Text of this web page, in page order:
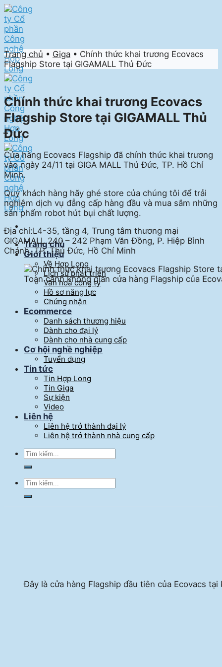
Skip
to
content
Trang chủ
Giới thiệu
Về Hợp Long
Lịch sử phát triển
Văn hoá công ty
Hồ sơ năng lực
Chứng nhận
Ecommerce
Danh sách thương hiệu
Dành cho đại lý
Dành cho nhà cung cấp
Cơ hội nghề nghiệp
Tuyển dụng
Tin tức
Tin Hợp Long
Tin Giga
Sự kiện
Video
Liên hệ
Liên hệ trở thành đại lý
Liên hệ trở thành nhà cung cấp
Trang chủ • Giga • Chính thức khai trương Ecovacs
Flagship Store tại GIGAMALL Thủ Đức
Chính thức khai trương Ecovacs
Flagship Store tại GIGAMALL Thủ
Đức
Cửa hàng Ecovacs Flagship đã chính thức khai trương
vào ngày 24/11 tại GIGA MALL Thủ Đức, TP. Hồ Chí
Minh.
Quý khách hàng hãy ghé store của chúng tôi để trải
nghiệm dịch vụ đẳng cấp hàng đầu và mua sắm những
sản phẩm robot hút bụi chất lượng.
Địa chỉ:L4-35, tầng 4, Trung tâm thương mại
GIGAMALL 240 – 242 Phạm Văn Đồng, P. Hiệp Bình
Chánh, TP. Thủ Đức, Hồ Chí Minh
Toàn cảnh không gian cửa hàng Flagship của
Đây là cửa hàng Flagship đầu tiên của Ecovacs